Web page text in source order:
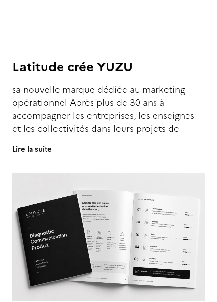
Latitude crée YUZU
sa nouvelle marque dédiée au marketing
opérationnel Après plus de 30 ans à
accompagner les entreprises, les enseignes
et les collectivités dans leurs projets de
Lire la suite